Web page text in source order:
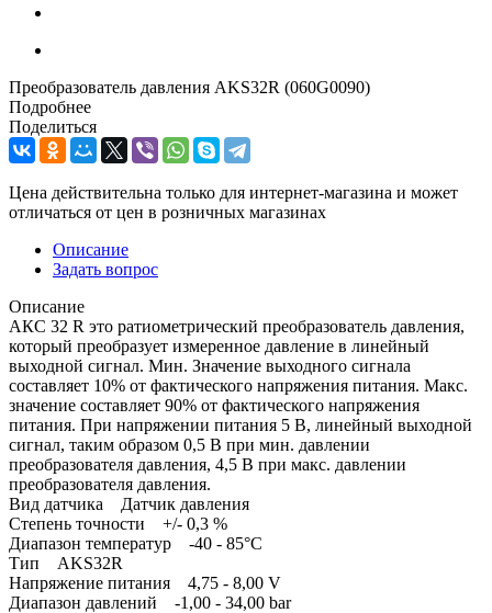
Преобразователь давления AKS32R (060G0090)
Подробнее
Поделиться
Цена действительна только для интернет-магазина и может
отличаться от цен в розничных магазинах
Описание
Задать вопрос
Описание
АКС 32 R это ратиометрический преобразователь давления,
который преобразует измеренное давление в линейный
выходной сигнал. Мин. Значение выходного сигнала
составляет 10% от фактического напряжения питания. Макс.
значение составляет 90% от фактического напряжения
питания. При напряжении питания 5 В, линейный выходной
сигнал, таким образом 0,5 В при мин. давлении
преобразователя давления, 4,5 В при макс. давлении
преобразователя давления.
Вид датчика Датчик давления
Степень точности +/- 0,3 %
Диапазон температур -40 - 85°C
Тип AKS32R
Напряжение питания 4,75 - 8,00 V
Диапазон давлений -1,00 - 34,00 bar